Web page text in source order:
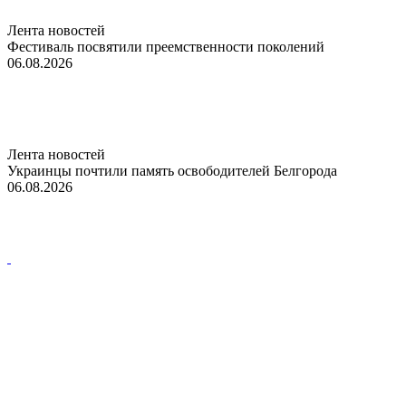
Лента новостей
Фестиваль посвятили преемственности поколений
06.08.2026
Лента новостей
Украинцы почтили память освободителей Белгорода
06.08.2026